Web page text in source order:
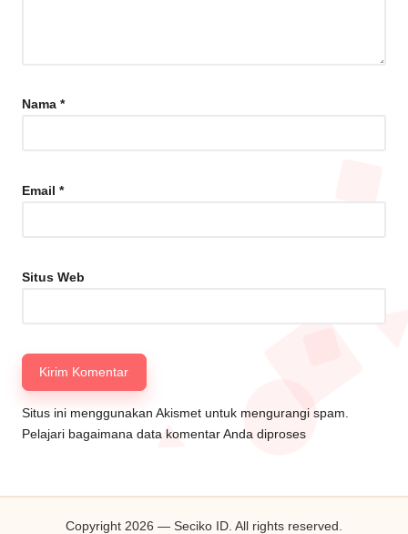
Nama *
Email *
Situs Web
Situs ini menggunakan Akismet untuk mengurangi spam.
Pelajari bagaimana data komentar Anda diproses
Copyright 2026 — Seciko ID. All rights reserved.